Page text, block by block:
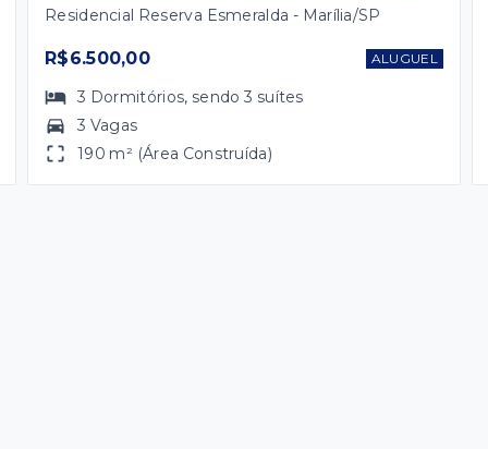
Residencial Reserva Esmeralda - Marília/SP
R$6.500,00 ALUGUEL
3 Dormitórios, sendo3 suítes
3 Vagas
190 m² (Área Construída)